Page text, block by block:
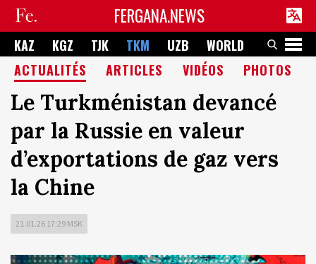
FERGANA.NEWS
KAZ KGZ TJK TKM UZB
WORLD
ACTUALITÉS
ARTICLES VIDÉOS PHOTOS
Le Turkménistan devancé
par la Russie en valeur
d’exportations de gaz vers
la Chine
21.01.26 17:29 MSK